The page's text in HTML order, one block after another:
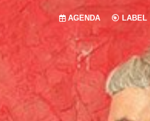
AGENDA LABEL